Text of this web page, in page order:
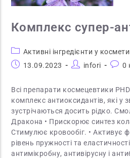
Комплекс супер-
Активні інгредієнти у
13.09.2023
infori 0
Всі препарати космецевтики
комплекс антиоксидантів, які у
зустрічаються досить рідко.
Дракона • Прискорює синтез
Стимулює кровообіг. • Активує
рівень пружності та
антимікробну, антивірусну і